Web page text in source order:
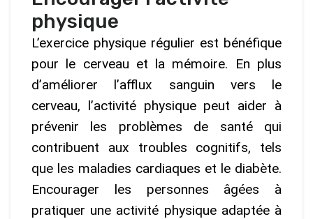
physique
L’exercice physique régulier est bénéfique
pour le cerveau et la mémoire. En plus
d’améliorer l’afflux sanguin vers le
cerveau, l’activité physique peut aider à
prévenir les problèmes de santé qui
contribuent aux troubles cognitifs, tels
que les maladies cardiaques et le diabète.
Encourager les personnes âgées à
pratiquer une activité physique adaptée à